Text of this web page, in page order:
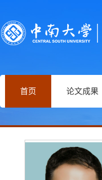
首页 论文成果